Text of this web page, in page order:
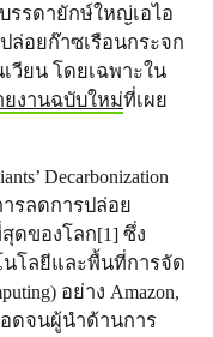
รรดายักษ์ใหญ่เอไอ
ล่อยก๊าซเรือนกระจก
วียน โดยเฉพาะใน
ยงานฉบับใหม่ที่เผย
Decarbonization
ารลดการปล่อย
ดของโลก[1] ซึ่ง
โลยีและพื้นที่การจัด
อย่าง Amazon,
อดจนผู้นำด้านการ